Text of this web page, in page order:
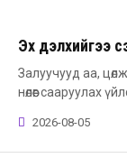
Эх дэлхийгээ
Залуучууд аа,
нөлөөг сааруулах
2026-08-05